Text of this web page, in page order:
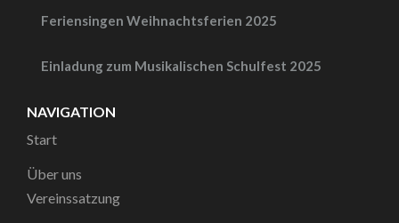
Feriensingen Weihnachtsferien 2025
Einladung zum Musikalischen Schulfest 2025
NAVIGATION
Start
Über uns
Vereinssatzung